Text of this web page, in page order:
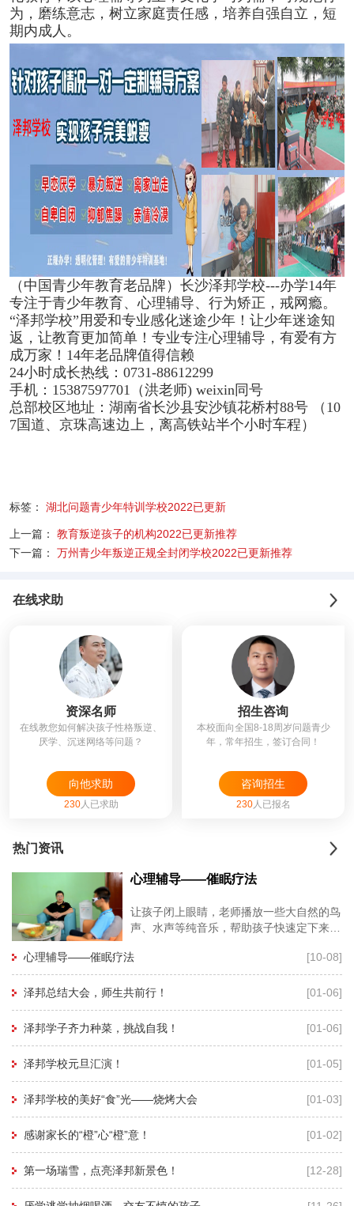
为，磨练意志，树立家庭责任感，培养自强自立，短
期内成人。
（中国青少年教育老品牌）长沙泽邦学校---办学14年
专注于青少年教育、心理辅导、行为矫正，戒网瘾。
“泽邦学校”用爱和专业感化迷途少年！让少年迷途知
返，让教育更加简单！专业专注心理辅导，有爱有方
成万家！14年老品牌值得信赖
24小时成长热线：0731-88612299
手机：15387597701（洪老师) weixin同号
总部校区地址：湖南省长沙县安沙镇花桥村88号 （10
7国道、京珠高速边上，离高铁站半个小时车程）
标签： 湖北问题青少年特训学校2022已更新
上一篇：
教育叛逆孩子的机构2022已更新推荐
下一篇：
万州青少年叛逆正规全封闭学校2022已更新推荐
在线求助
资深名师
在线教您如何解决孩子性格叛逆、
厌学、沉迷网络等问题？
向他求助
230人已求助
招生咨询
本校面向全国8-18周岁问题青少
年，常年招生，签订合同！
咨询招生
230人已报名
热门资讯
心理辅导——催眠疗法
让孩子闭上眼睛，老师播放一些大自然的鸟
声、水声等纯音乐，帮助孩子快速定下来，
利于心理老师深度进入孩子的
心理辅导——催眠疗法 [10-08]
泽邦总结大会，师生共前行！ [01-06]
泽邦学子齐力种菜，挑战自我！ [01-06]
泽邦学校元旦汇演！ [01-05]
泽邦学校的美好“食”光——烧烤大会 [01-03]
感谢家长的“橙”心“橙”意！ [01-02]
第一场瑞雪，点亮泽邦新景色！ [12-28]